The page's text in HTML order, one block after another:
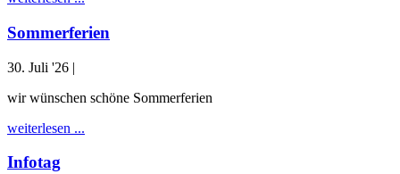
Sommerferien
30. Juli '26 |
wir wünschen schöne Sommerferien
weiterlesen ...
Infotag